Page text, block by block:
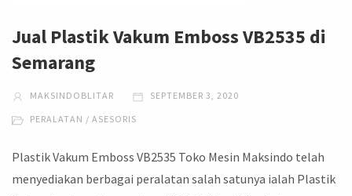
Jual Plastik Vakum Emboss VB2535 di
Semarang
MAKSINDOBLITAR SEPTEMBER 3, 2020
PERALATAN / ASESORIS
Plastik Vakum Emboss VB2535 Toko Mesin Maksindo telah
menyediakan berbagai peralatan salah satunya ialah Plastik